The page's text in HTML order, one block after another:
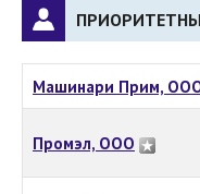
Машинари Прим,
Промэл, ООО